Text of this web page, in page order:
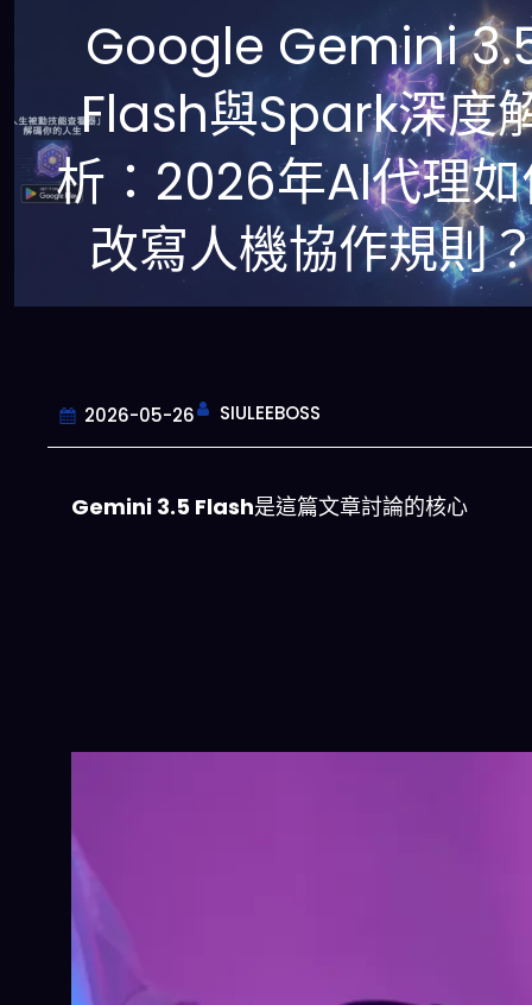
Google Gemini
Flash與Spark深度
析：2026年AI代理
改寫人機協作規則
2026-05-26 SIULEEBOSS
Gemini 3.5 Flash是這篇文章討論的核心